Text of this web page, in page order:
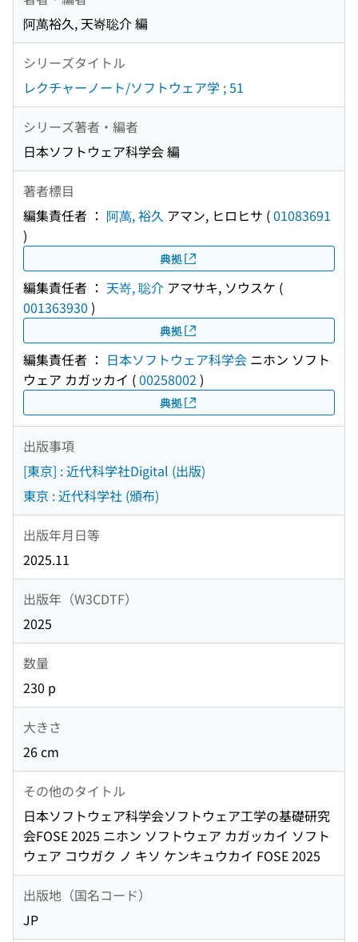
阿萬裕久, 天㟢聡介 編
シリーズタイトル
レクチャーノート/ソフトウェア学 ; 51
シリーズ著者・編者
日本ソフトウェア科学会 編
著者標目
編集責任者 ： 阿萬, 裕久 アマン, ヒロヒサ (01083691
)
典拠
編集責任者 ： 天嵜, 聡介 アマサキ, ソウスケ (
001363930 )
典拠
編集責任者 ： 日本ソフトウェア科学会 ニホン ソフト
ウェア カガッカイ (00258002 )
典拠
出版事項
[東京] : 近代科学社Digital (出版)
東京 : 近代科学社 (頒布)
出版年月日等
2025.11
出版年（W3CDTF）
2025
数量
230 p
大きさ
26 cm
その他のタイトル
日本ソフトウェア科学会ソフトウェア工学の基礎研究
会FOSE 2025 ニホン ソフトウェア カガッカイ ソフト
ウェア コウガク ノ キソ ケンキュウカイ FOSE 2025
出版地（国名コード）
JP